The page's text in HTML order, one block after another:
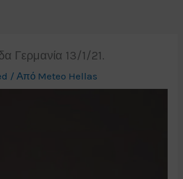
Γερμανία 13/1/21.
/ Από Meteo Hellas